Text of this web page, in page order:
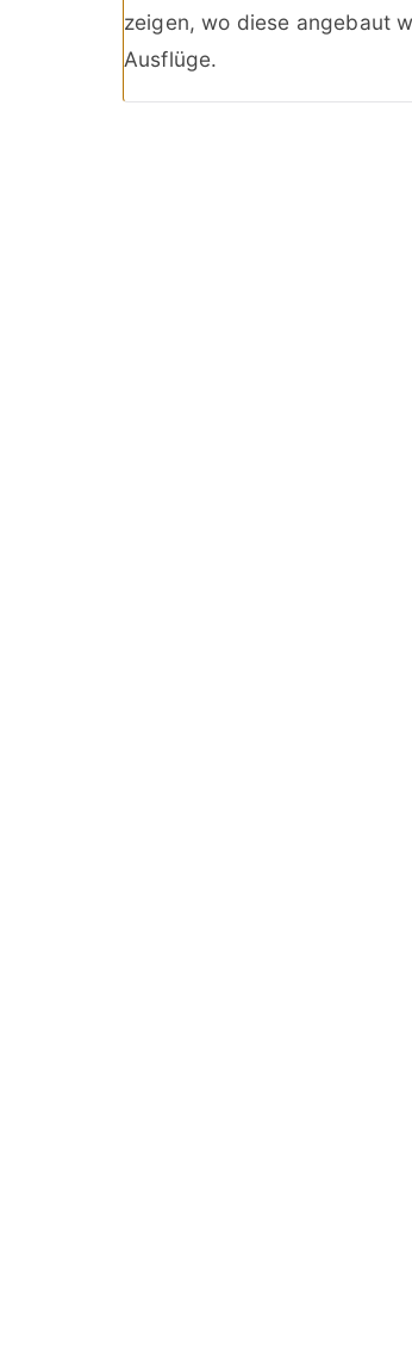
zeigen, wo diese angebaut
Ausflüge.